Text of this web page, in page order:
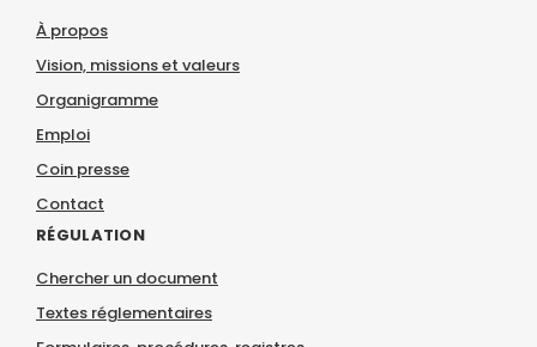
À propos
Vision, missions et valeurs
Organigramme
Emploi
Coin presse
Contact
RÉGULATION
Chercher un document
Textes réglementaires